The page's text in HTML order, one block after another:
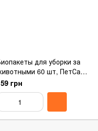
для уборки за
60 шт, ПетСани
MODES
грн